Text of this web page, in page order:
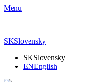
Menu
SKSlovensky
SKSlovensky
ENEnglish